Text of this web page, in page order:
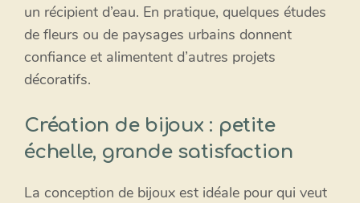
un récipient d’eau. En pratique, quelques études
de fleurs ou de paysages urbains donnent
confiance et alimentent d’autres projets
décoratifs.
Création de bijoux : petite
échelle, grande satisfaction
La conception de bijoux est idéale pour qui veut